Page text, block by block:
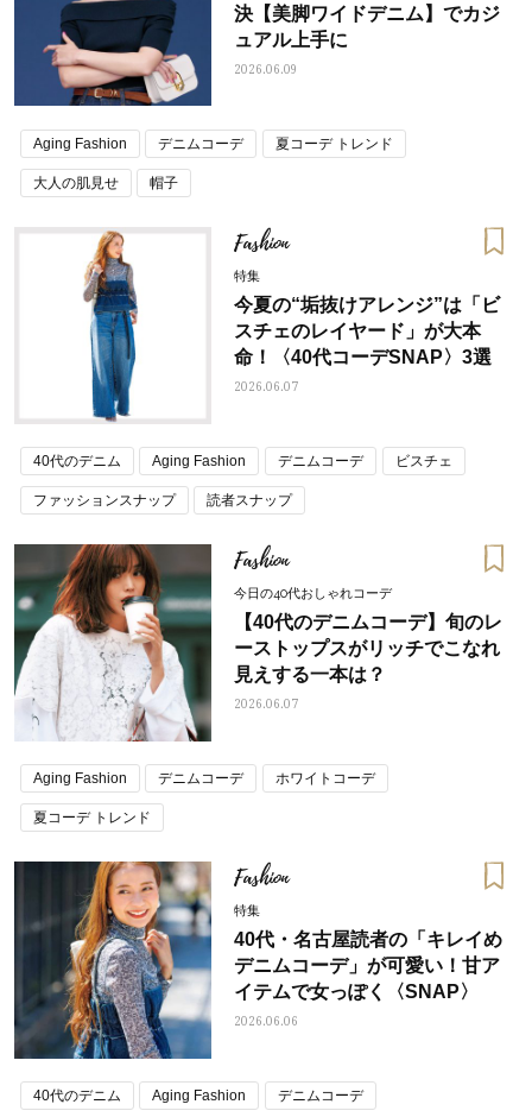
決【美脚ワイドデニム】でカジ
ュアル上手に
2026.06.09
Aging Fashion デニムコーデ 夏コーデ トレンド
大人の肌見せ 帽子
Fashion
特集
今夏の“垢抜けアレンジ”は「ビ
スチェのレイヤード」が大本
命！〈40代コーデSNAP〉3選
2026.06.07
40代のデニム Aging Fashion デニムコーデ ビスチェ
ファッションスナップ 読者スナップ
Fashion
今日の40代おしゃれコーデ
【40代のデニムコーデ】旬のレ
ーストップスがリッチでこなれ
見えする一本は？
2026.06.07
Aging Fashion デニムコーデ ホワイトコーデ
夏コーデ トレンド
Fashion
特集
40代・名古屋読者の「キレイめ
デニムコーデ」が可愛い！甘ア
イテムで女っぽく〈SNAP〉
2026.06.06
40代のデニム Aging Fashion デニムコーデ